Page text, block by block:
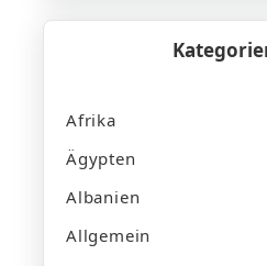
Afrika
Ägypten
Albanien
Allgemein